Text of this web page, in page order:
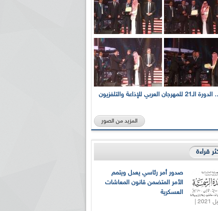
بالصور... الدورة الـ21 للمهرجان العربي للإذاعة والتلفزيون
المزيد من الصور
قراءة
صدور أمر رئاسي يعدل ويتمم
الأمر المتضمن قانون المعاشات
العسكرية